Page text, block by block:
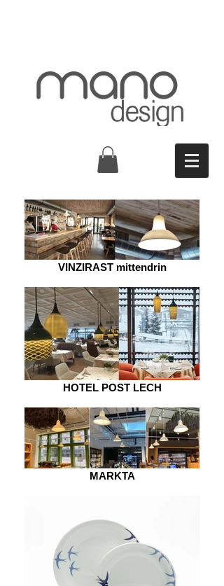
VINZIRAST mittendrin
HOTEL POST LECH
MARKTA